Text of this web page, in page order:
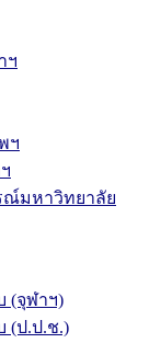
ฯ
ฯ
ณ์มหาวิทยาลัย
(จุฬาฯ)
(ป.ป.ช.)